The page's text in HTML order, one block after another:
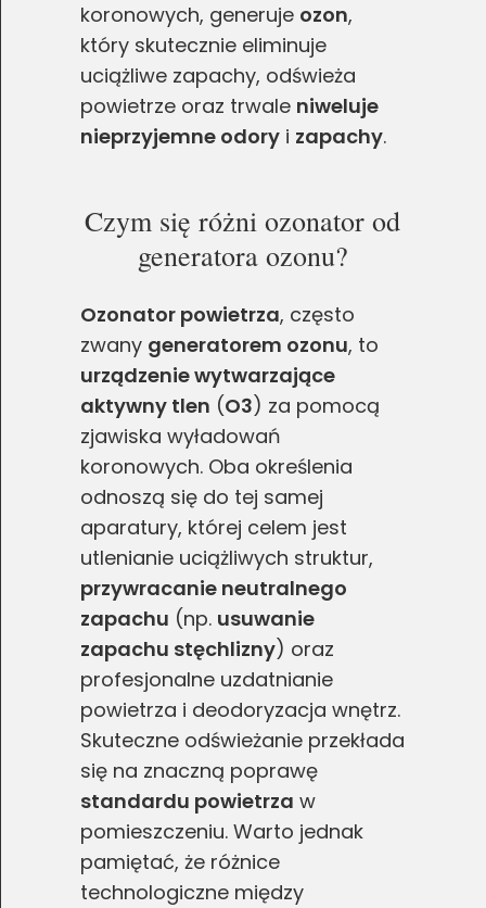
koronowych, generuje ozon,
który skutecznie eliminuje
uciążliwe zapachy, odświeża
powietrze oraz trwale niweluje
nieprzyjemne odory i zapachy.
Czym się różni ozonator od
generatora ozonu?
Ozonator powietrza, często
zwany generatorem ozonu, to
urządzenie wytwarzające
aktywny tlen (O3) za pomocą
zjawiska wyładowań
koronowych. Oba określenia
odnoszą się do tej samej
aparatury, której celem jest
utlenianie uciążliwych struktur,
przywracanie neutralnego
zapachu (np. usuwanie
zapachu stęchlizny) oraz
profesjonalne uzdatnianie
powietrza i deodoryzacja wnętrz.
Skuteczne odświeżanie przekłada
się na znaczną poprawę
standardu powietrza w
pomieszczeniu. Warto jednak
pamiętać, że różnice
technologiczne między